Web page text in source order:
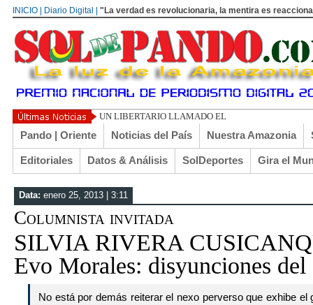
INICIO | Diario Digital | "La verdad es revolucionaria, la mentira es
UN LIBERTARIO LLAMADO EL TURI TORRICO
Pando | Oriente Noticias del País Nuestra Amazonia
Editoriales Datos & Análisis SolDeportes Gira el
Data: enero 25, 2013 | 3:11
Columnista invitada
SILVIA RIVERA
Evo Morales: disyunciones
No está por demás reiterar el nexo perverso que exhibe el